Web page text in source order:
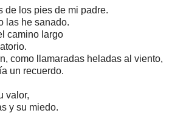
de los pies de mi padre.
las he sanado.
camino largo
como llamaradas heladas al viento,
un recuerdo.
valor,
y su miedo.